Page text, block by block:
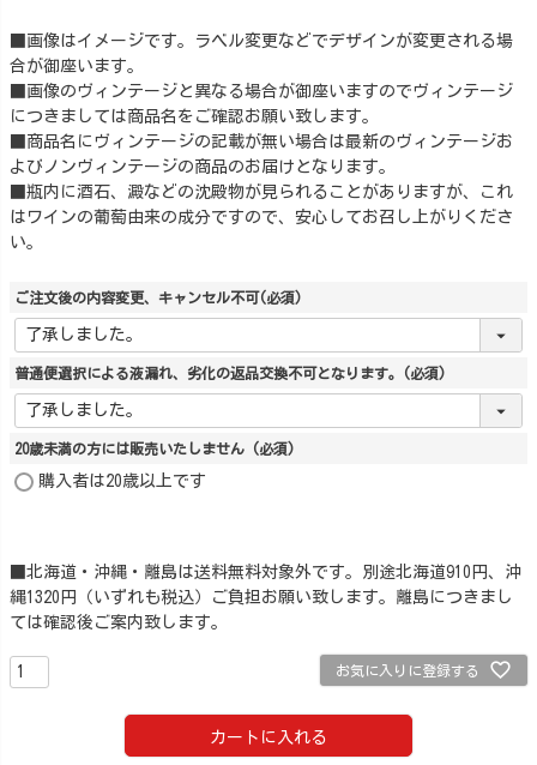
■画像はイメージです。ラベル変更などでデザインが変更される場
合が御座います。
■画像のヴィンテージと異なる場合が御座いますのでヴィンテージ
につきましては商品名をご確認お願い致します。
■商品名にヴィンテージの記載が無い場合は最新のヴィンテージお
よびノンヴィンテージの商品のお届けとなります。
■瓶内に酒石、澱などの沈殿物が見られることがありますが、これ
はワインの葡萄由来の成分ですので、安心してお召し上がりくださ
い。
ご注文後の内容変更、キャンセル不可(必須)
普通便選択による液漏れ、劣化の返品交換不可となります。 (必須)
20歳未満の方には販売いたしません (必須)
購入者は20歳以上です
■北海道・沖縄・離島は送料無料対象外です。別途北海道910円、沖
縄1320円（いずれも税込）ご負担お願い致します。離島につきまし
ては確認後ご案内致します。
お気に入りに登録する
カートに入れる